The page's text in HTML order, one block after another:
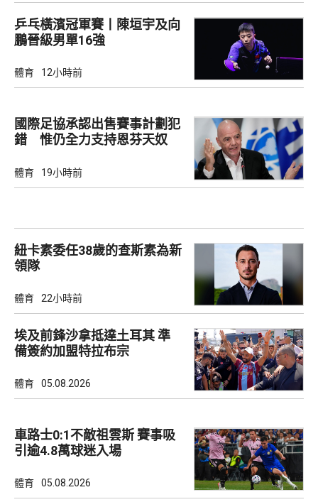
乒乓橫濱冠軍賽丨陳垣宇及向
鵬晉級男單16強
體育 12小時前
國際足協承認出售賽事計劃犯
錯 惟仍全力支持恩芬天奴
體育 19小時前
紐卡素委任38歲的查斯素為新
領隊
體育 22小時前
埃及前鋒沙拿抵達土耳其 準
備簽約加盟特拉布宗
體育 05.08.2026
車路士0:1不敵祖雲斯 賽事吸
引逾4.8萬球迷入場
體育 05.08.2026